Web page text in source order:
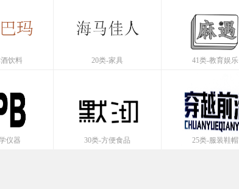
饮料 20类-家具 41类-教育娱乐
仪器 30类-方便食品 25类-服装鞋帽